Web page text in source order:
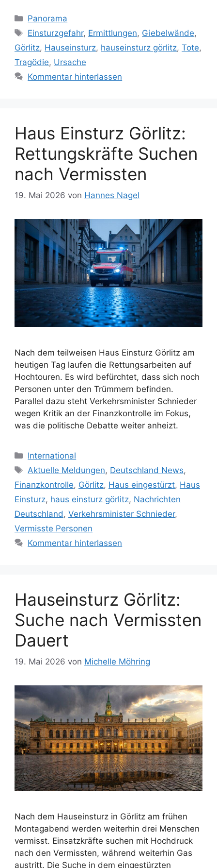
Kategorien
Panorama
Schlagwörter
Einsturzgefahr, Ermittlungen, Giebelwände,
Görlitz, Hauseinsturz, hauseinsturz görlitz, Tote,
Tragödie, Ursache
Kommentar hinterlassen
Haus Einsturz Görlitz:
Rettungskräfte Suchen
nach Vermissten
19. Mai 2026 von Hannes Nagel
Nach dem teilweisen Haus Einsturz Görlitz am
heutigen Tag laufen die Rettungsarbeiten auf
Hochtouren. Es wird befürchtet, dass sich noch
Personen unter den Trümmern befinden.
Parallel dazu steht Verkehrsminister Schnieder
wegen Kritik an der Finanzkontrolle im Fokus,
was die politische Debatte weiter anheizt.
Kategorien
International
Schlagwörter
Aktuelle Meldungen, Deutschland News,
Finanzkontrolle, Görlitz, Haus eingestürzt, Haus
Einsturz, haus einsturz görlitz, Nachrichten
Deutschland , Verkehrsminister Schnieder,
Vermisste Personen
Kommentar hinterlassen
Hauseinsturz Görlitz:
Suche nach Vermissten
Dauert
19. Mai 2026 von Michelle Möhring
Nach dem Hauseinsturz in Görlitz am frühen
Montagabend werden weiterhin drei Menschen
vermisst. Einsatzkräfte suchen mit Hochdruck
nach den Vermissten, während weiterhin Gas
austritt. Die Suche in dem eingestürzten